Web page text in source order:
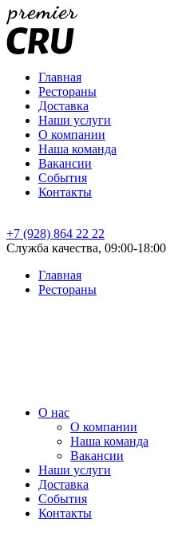
Главная
Рестораны
Доставка
Наши услуги
О компании
Наша команда
Вакансии
События
Контакты
+7 (928) 864 22 22
Служба качества, 09:00-18:00
Главная
Рестораны
О нас
О компании
Наша команда
Вакансии
Наши услуги
Доставка
События
Контакты